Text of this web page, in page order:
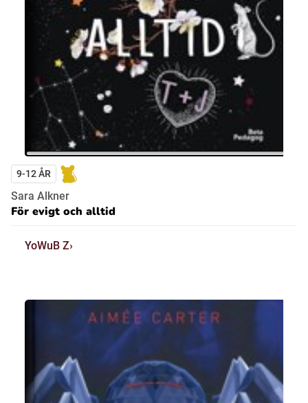
9-12 ÅR
Sara Alkner
För evigt och alltid
YoWuB Z